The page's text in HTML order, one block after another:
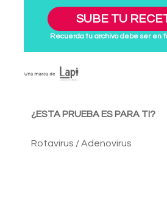
SUBE TU
Recuerda tu archivo debe ser en
¿ESTA PRUEBA ES PARA TI?
Rotavirus / Adenovirus